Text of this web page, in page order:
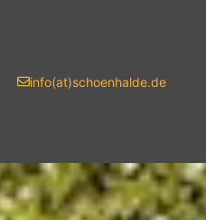
info(at)schoenhalde.de